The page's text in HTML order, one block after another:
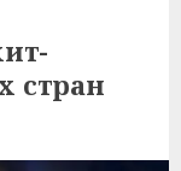
стран